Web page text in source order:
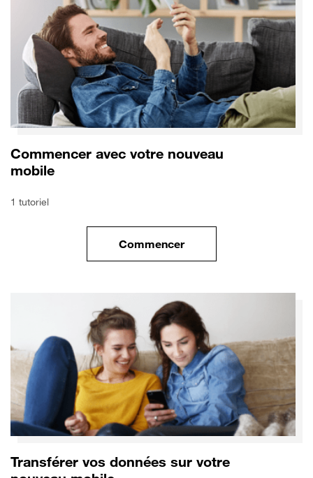
Commencer avec votre nouveau
mobile
1 tutoriel
Commencerle tuto pour Commencer avec
Transférer vos données sur votre